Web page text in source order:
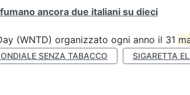
ancora due italiani su dieci
(WNTD) organizzato ogni anno il 31
SENZA TABACCO
SIGARETTA